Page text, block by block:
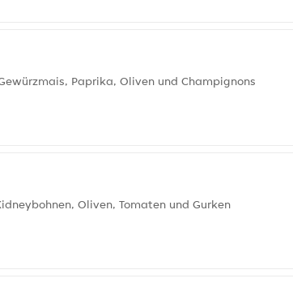
Paprika, Oliven und Champignons
Oliven, Tomaten und Gurken